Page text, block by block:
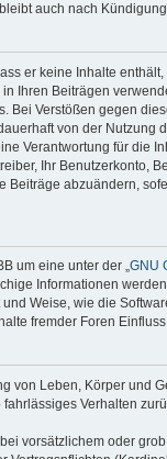
auch nach
er keine Inhalte
Ihren Beiträgen
Bei Verstößen gegen
von der Nutzung
Verantwortung für die
Ihr Benutzerkonto,
Beiträge abzuändern,
um eine unter der „GNU
Informationen
Weise, wie die
fremder Foren
von Leben, Körper und
Verhalten
vorsätzlichem oder